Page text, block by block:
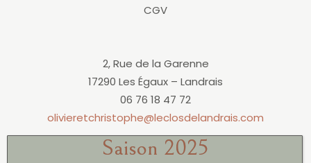
CGV
2, Rue de la Garenne
17290 Les Égaux – Landrais
06 76 18 47 72
olivieretchristophe@leclosdelandrais.com